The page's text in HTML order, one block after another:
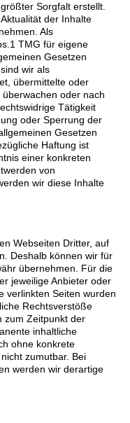
Sorgfalt erstellt.
der Inhalte
Als
TMG für eigene
Gesetzen
wir als
übermittelte oder
oder nach
Tätigkeit
oder Sperrung der
Gesetzen
Haftung ist
einer konkreten
von
wir diese Inhalte
Webseiten Dritter, auf
Deshalb können wir für
übernehmen. Für die
jeweilige Anbieter oder
verlinkten Seiten wurden
Rechtsverstöße
zum Zeitpunkt der
inhaltliche
ohne konkrete
zumutbar. Bei
werden wir derartige